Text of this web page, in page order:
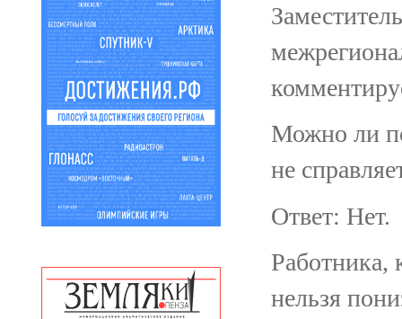
Можно ли
не
Ответ: Нет.
Работника,
нельзя